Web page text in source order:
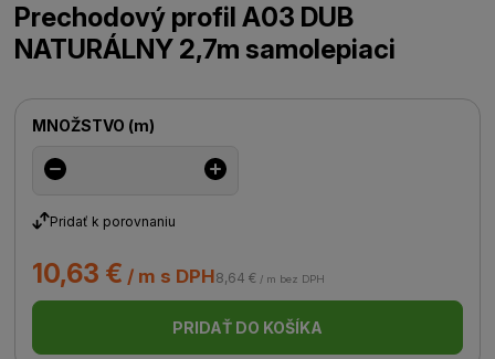
Prechodový profil A03 DUB
NATURÁLNY 2,7m samolepiaci
MNOŽSTVO (m)
Pridať k porovnaniu
10,63 € / m s DPH8,64 € / m bez DPH
PRIDAŤ DO KOŠÍKA